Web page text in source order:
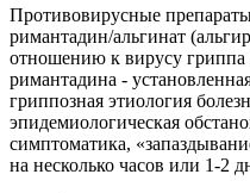
Противовирусные
римантадин/альгинат
отношению к вирусу
римантадина -
гриппозная этиология
эпидемиологическая
симптоматика,
на несколько часов или 1-2